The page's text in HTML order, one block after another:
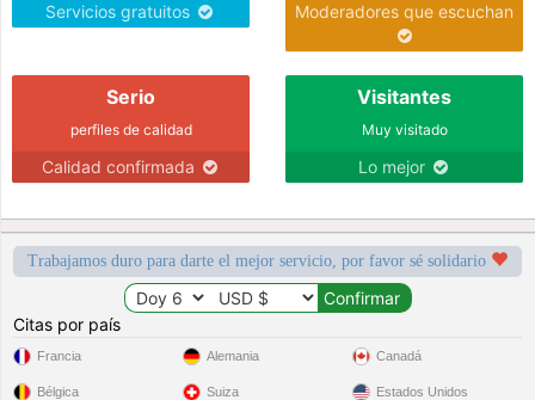
Servicios gratuitos Moderadores que escuchan
Serio
perfiles de calidad
Calidad confirmada
Visitantes
Muy visitado
Lo mejor
Trabajamos duro para darte el mejor servicio, por favor sé solidario
Citas por país
Francia
Bélgica
Alemania
Suiza
Canadá
Estados Unidos